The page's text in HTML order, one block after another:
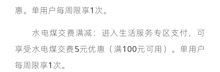
惠。单用户每周限享1次。
水电煤交费满减：进入生活服务专区支付，可
享受水电煤交费5元优惠（满100元可用）。单用户
每周限享1次。